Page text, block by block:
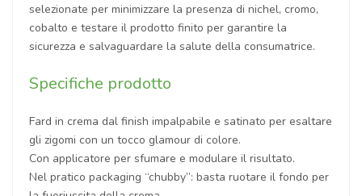
selezionate per minimizzare la presenza di nichel, cromo,
cobalto e testare il prodotto finito per garantire la
sicurezza e salvaguardare la salute della consumatrice.
Specifiche prodotto
Fard in crema dal finish impalpabile e satinato per esaltare
gli zigomi con un tocco glamour di colore.
Con applicatore per sfumare e modulare il risultato.
Nel pratico packaging “chubby”: basta ruotare il fondo per